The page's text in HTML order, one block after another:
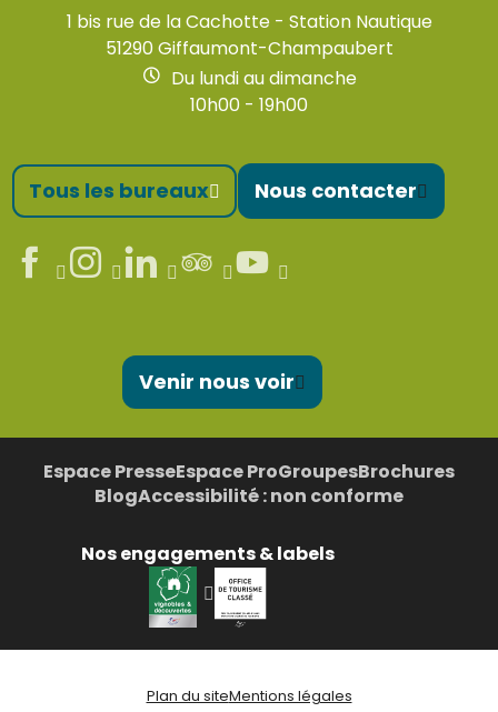
1 bis rue de la Cachotte - Station Nautique
51290 Giffaumont-Champaubert
Du lundi au dimanche
10h00 - 19h00
Tous les bureaux Nous contacter
Venir nous voir
Espace PresseEspace ProGroupesBrochures
BlogAccessibilité : non conforme
Nos engagements & labels
Plan du siteMentions légales